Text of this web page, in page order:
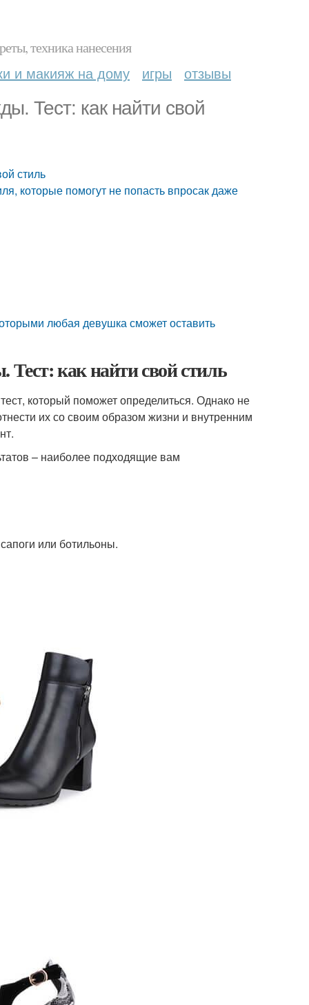
техника нанесения
и макияж на дому игры отзывы
Тест: как найти свой
стиль
которые помогут не попасть впросак даже
любая девушка сможет оставить
как найти свой стиль
который поможет определиться. Однако не
их со своим образом жизни и внутренним
– наиболее подходящие вам
или ботильоны.